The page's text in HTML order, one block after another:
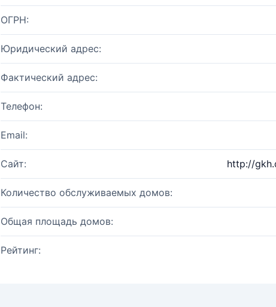
ОГРН:
Юридический адрес:
Фактический адрес:
Телефон:
Email:
Сайт: http://
Количество обслуживаемых домов:
Общая площадь домов:
Рейтинг: